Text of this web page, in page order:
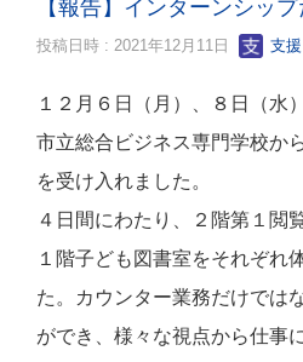
【報告】インターンシップ
投稿日時 : 2021年12月11日 支
１２月６日（月）、８日（水
市立総合ビジネス専門学校か
を受け入れました。
４日間にわたり、２階第１閲
１階子ども図書室をそれぞれ
た。カウンター業務だけでは
ができ、様々な視点から仕事